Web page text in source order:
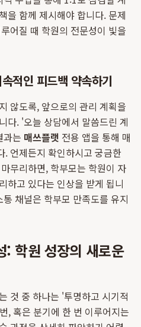
을 함께 제시해야 합니다. 문제
어질 때 학원의 전문성이 빛을
적인 피드백 약속하기
않도록, 앞으로의 관리 계획을
다. '오늘 상담에서 말씀드린 계
과는 매쓰플랫 전용 앱을 통해 매
. 언제든지 확인하시고 궁금한
무리하면, 학부모는 학원이 자
하고 있다는 인상을 받게 됩니
채널은 학부모 만족도를 유지
: 학원 성장의 새로운
것 중 하나는 '투명하고 시기적
, 혹은 분기에 한 번 이루어지는